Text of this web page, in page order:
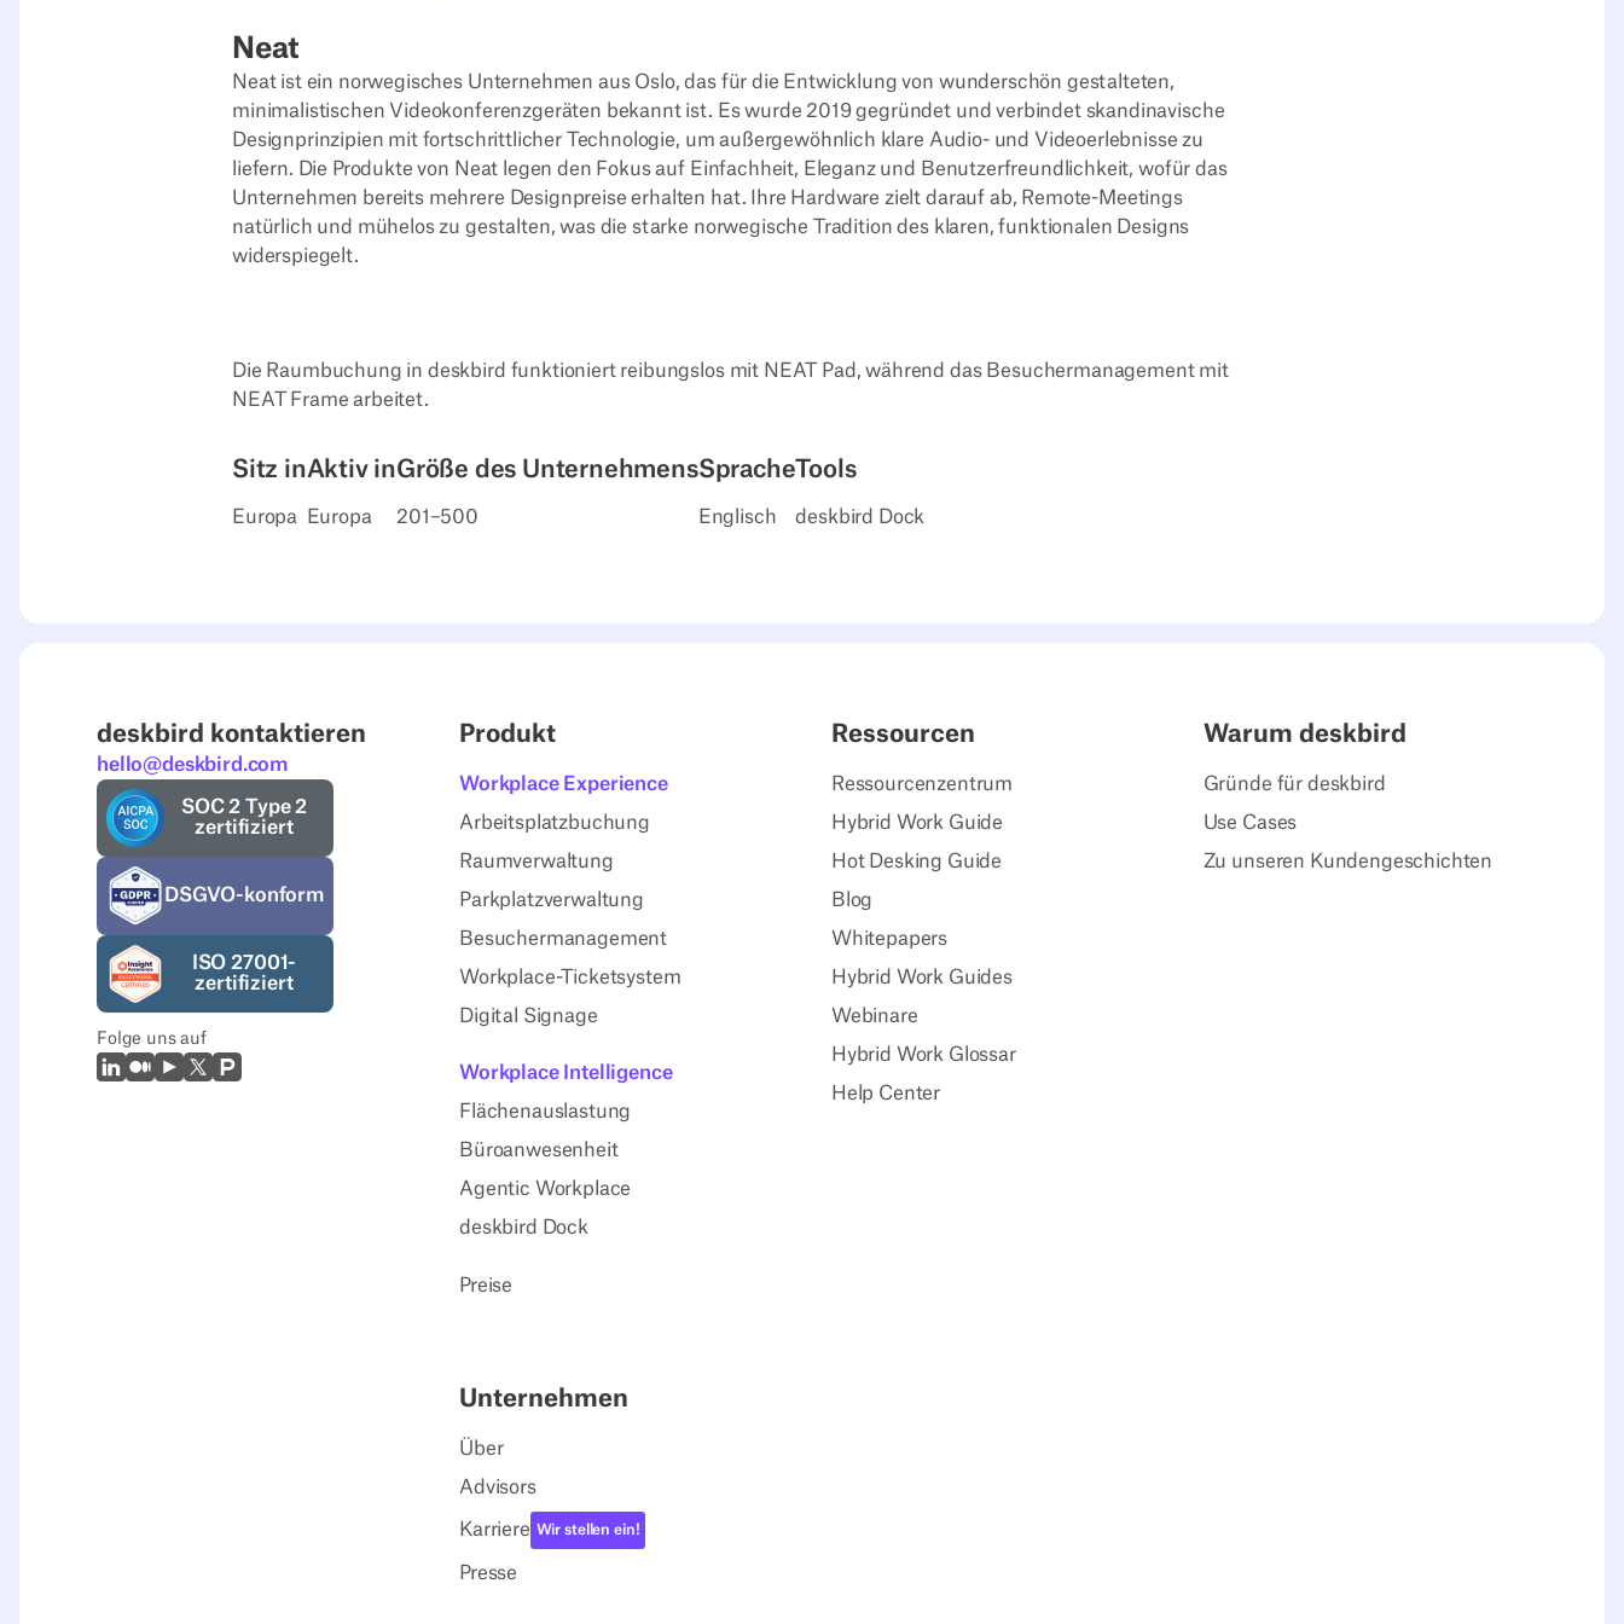
Neat
Neat ist ein norwegisches Unternehmen aus Oslo, das für die Entwicklung von wunderschön gestalteten,
minimalistischen Videokonferenzgeräten bekannt ist. Es wurde 2019 gegründet und verbindet skandinavische
Designprinzipien mit fortschrittlicher Technologie, um außergewöhnlich klare Audio- und Videoerlebnisse zu
liefern. Die Produkte von Neat legen den Fokus auf Einfachheit, Eleganz und Benutzerfreundlichkeit, wofür das
Unternehmen bereits mehrere Designpreise erhalten hat. Ihre Hardware zielt darauf ab, Remote-Meetings
natürlich und mühelos zu gestalten, was die starke norwegische Tradition des klaren, funktionalen Designs
widerspiegelt.
Die Raumbuchung in deskbird funktioniert reibungslos mit NEAT Pad, während das Besuchermanagement mit
NEAT Frame arbeitet.
Sitz in
Europa
Aktiv in
Europa
Größe des Unternehmens
201–500
Sprache
Englisch
Tools
deskbird Dock
deskbird kontaktieren
hello@deskbird.com
SOC 2 Type 2
zertifiziert
DSGVO-konform
ISO 27001-
zertifiziert
Folge uns auf
LinkedIn
MittelYoutube
X (Twitter)
Prodcut Hunt
Produkt
Workplace Experience
Arbeitsplatzbuchung
Raumverwaltung
Parkplatzverwaltung
Besuchermanagement
Workplace-Ticketsystem
Digital Signage
Workplace Intelligence
Flächenauslastung
Büroanwesenheit
Agentic Workplace
deskbird Dock
Preise
Ressourcen
Ressourcenzentrum
Hybrid Work Guide
Hot Desking Guide
Blog
Whitepapers
Hybrid Work Guides
Webinare
Hybrid Work Glossar
Help Center
Warum deskbird
Gründe für deskbird
Use Cases
Zu unseren Kundengeschichten
Unternehmen
Über
Advisors
Karriere Wir stellen ein!
Presse